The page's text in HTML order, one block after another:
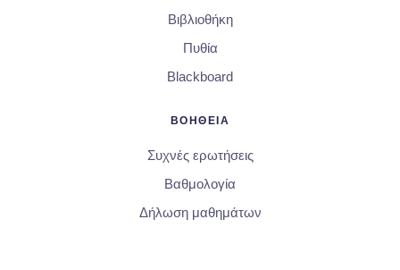
Βιβλιοθήκη
Πυθία
Blackboard
ΒΟΗΘΕΙΑ
Συχνές ερωτήσεις
Βαθμολογία
Δήλωση μαθημάτων